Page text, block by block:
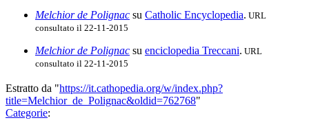
Melchior de Polignac su Catholic Encyclopedia. URL
consultato il 22-11-2015
Melchior de Polignac su enciclopedia Treccani. URL
consultato il 22-11-2015
Estratto da "https://it.cathopedia.org/w/index.php?
title=Melchior_de_Polignac&oldid=762768"
Categorie: